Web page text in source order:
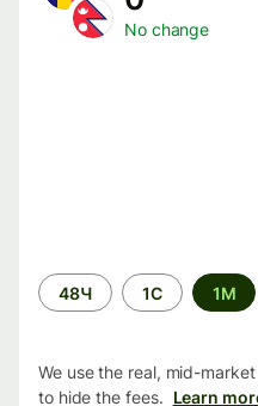
No change
Time
period
48Ч 1С 1М
We use the real, mid-
to hide the fees. Learn